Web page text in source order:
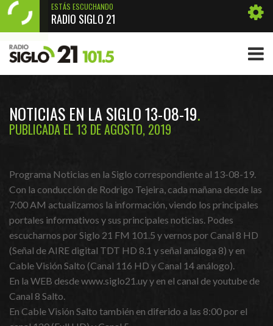
ESTÁS ESCUCHANDO
RADIO SIGLO 21
NOTICIAS EN LA SIGLO 13-08-19
PUBLICADA EL 13 DE AGOSTO, 2019
Programa Noticias en la Siglo correspondiente al 13-08-19.
Con la conducción de Rodrigo Tejeira, cada mañana desde las
7:00 AM actualizamos la información, viendo los principales
portales informativos y sus principales noticias. Podes
escucharnos por Siglo 21 FM 101.5 y vernos por Canal 8 HD
(Señal de AIRE digital TDT HD 8.1 y señal análoga 8) y en
Cable Visión Salto (Canal 116 HD y Canal 14 análogo).
En la WEB desde www.siglo21.uy y en el canal de youtube de
Canal 8 Salto.
En Cable Visión Salto también en diferido a las 8:00 por el